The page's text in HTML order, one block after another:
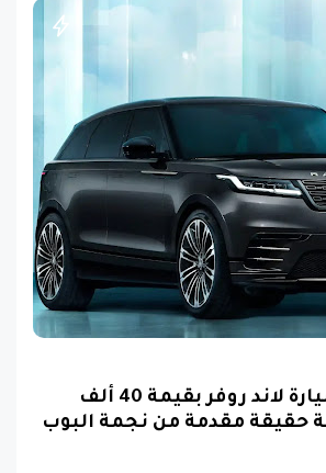
مسابقة ربح سيارة لاند روفر بقيمة 40 ألف
حقيقة مقدمة من نجمة البوب